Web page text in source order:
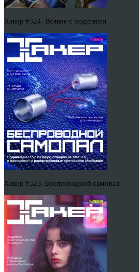
Хакер #324. Всякое с моделями
Хакер #323. Беспроводной самопал